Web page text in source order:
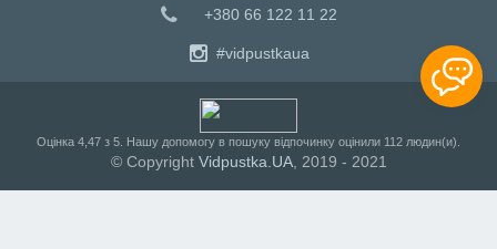
+380 66 122 11 22
#vidpustkaua
Оцiнка 4,47 з 5 . Нашу допомогу в пошуку відпочинку оцінили 112 людин(и).
© Copyright Vidpustka.UA, 2019 - 2021